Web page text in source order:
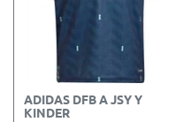
ADIDAS DFB A JSY Y
KINDER